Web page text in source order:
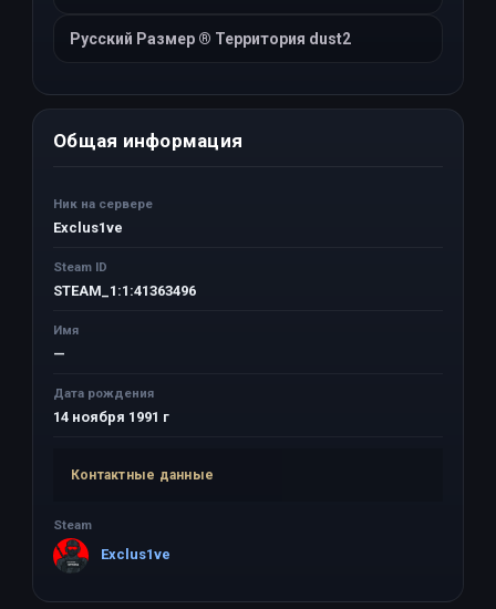
Русский Размер ® Территория dust2
Общая информация
Ник на сервере
Exclus1ve
Steam ID
STEAM_1:1:41363496
Имя
—
Дата рождения
14 ноября 1991 г
Контактные данные
Steam
Exclus1ve